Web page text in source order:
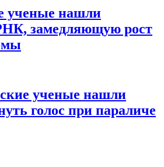
ученые нашли
замедляющую рост
ученые нашли
голос при параличе